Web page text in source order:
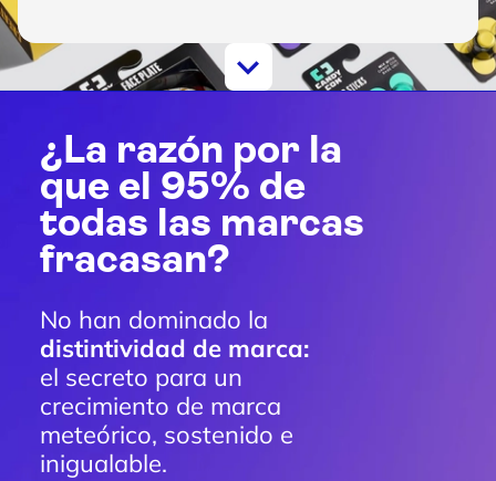
¿La razón por la
que el 95% de
todas las marcas
fracasan?
No han dominado la
distintividad de marca:
el secreto para un
crecimiento de marca
meteórico, sostenido e
inigualable.